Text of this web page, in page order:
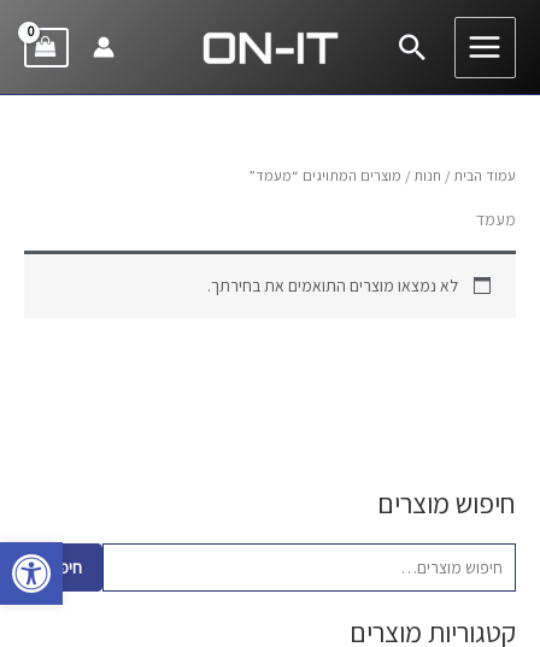
פתח
דילוג
חיפוש
חיפוש מוצרים
ח
ו
ש
חיפוש
קטגוריות מוצרים
עמוד הבית / חנות / מוצרים המתויגים “מעמד”
מעמד
לא נמצאו מוצרים התואמים את בחירתך.